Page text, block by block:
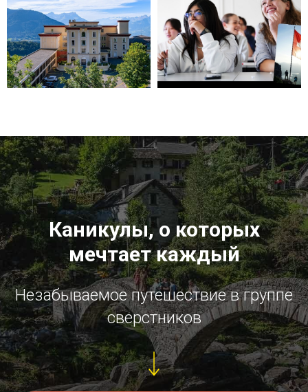
Каникулы, о которых
мечтает каждый
Незабываемое путешествие в группе
сверстников